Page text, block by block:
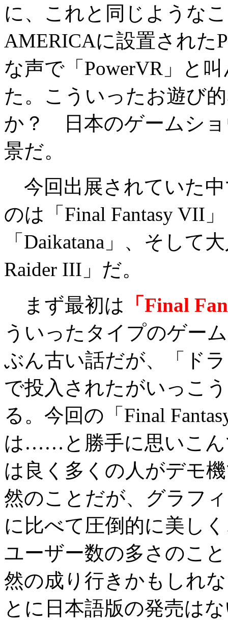
に、これと同じような
AMERICAに設置された
な声で「PowerVR」と
た。こういったお遊び
か？ 日本のゲームショ
景だ。
今回出展されていた
のは「Final Fantasy VII
「Daikatana」、そして
Raider III」だ。
まず最初は 「Final
ういったタイプのゲー
ぶん古い話だが、「ド
で投入されたがいっこ
る。今回の「Final
は……と勝手に思いこん
は良く多くの人がデモ
然のことだが、グラフ
に比べて圧倒的に美し
ユーザー数の多さのこ
然の成り行きかもしれ
とに日本語版の発売は